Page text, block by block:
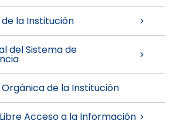
de la Institución
del Sistema de
de la Institución
Acceso a la Información